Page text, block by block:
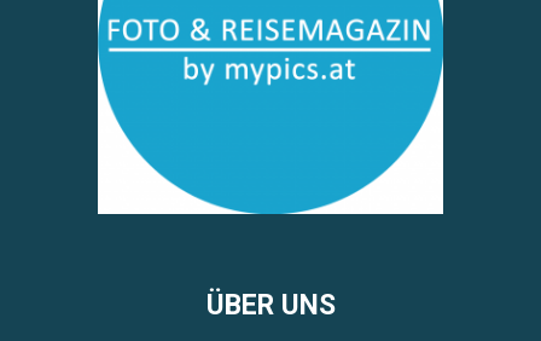
ÜBER UNS